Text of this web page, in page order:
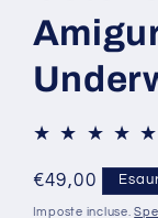
Prezzo
di
€49,00
Imposte incluse.